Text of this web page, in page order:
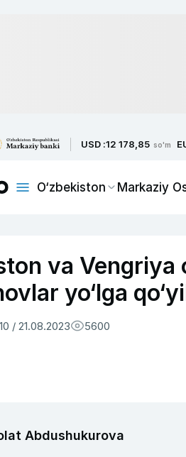
USD :12 178,85 so'm
O‘zbekiston Markaziy
va Vengriya
yo‘lga
/ 21.08.2023 5600
Abdushukurova